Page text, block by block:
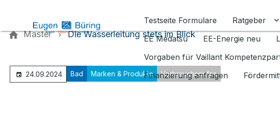
Testseite Formulare
Ratgeber
EE Medatsu
EE-Energie neu
Vorgaben für Vaillant
Finanzierung anfragen
Master Die Wasserleitung stets im Blick
24.09.2024 Bad Marken & Produkte Verbraucherinfos